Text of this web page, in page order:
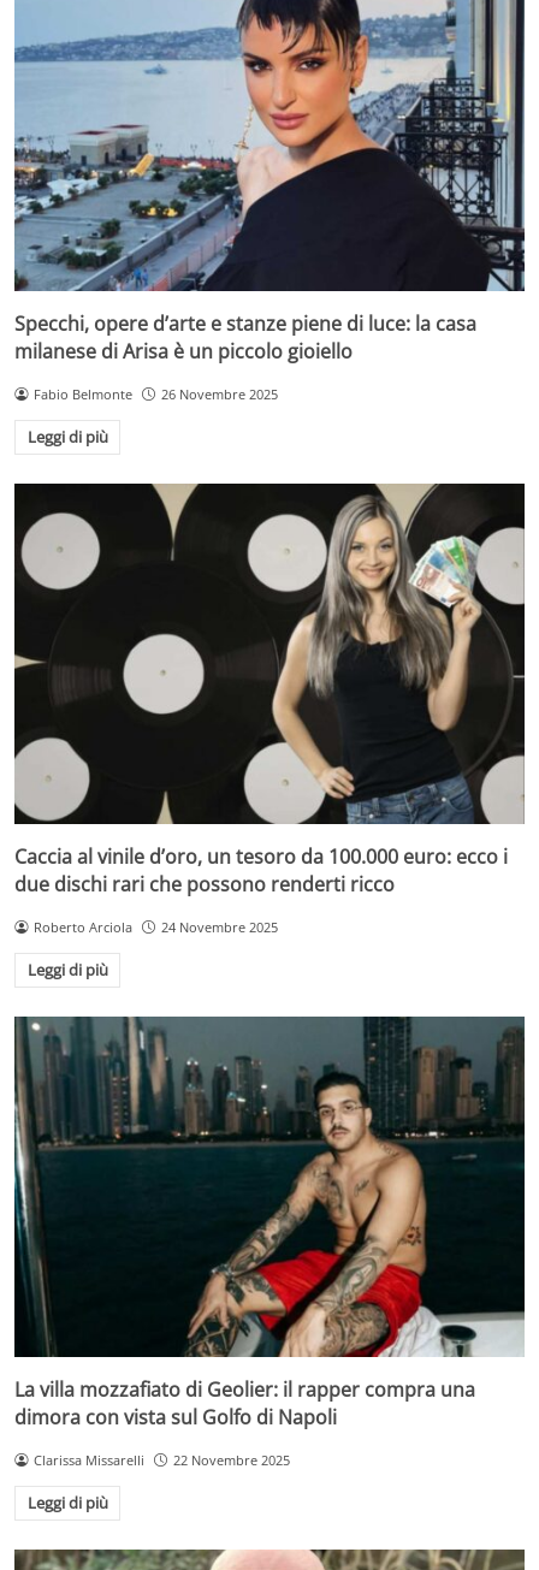
Specchi, opere d’arte e stanze piene di luce: la casa
milanese di Arisa è un piccolo gioiello
Fabio Belmonte 26 Novembre 2025
Leggi di più
Caccia al vinile d’oro, un tesoro da 100.000 euro: ecco i
due dischi rari che possono renderti ricco
Roberto Arciola 24 Novembre 2025
Leggi di più
La villa mozzafiato di Geolier: il rapper compra una
dimora con vista sul Golfo di Napoli
Clarissa Missarelli 22 Novembre 2025
Leggi di più